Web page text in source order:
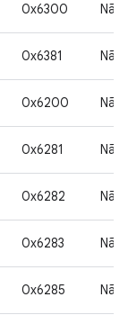
0x6300 Não
0x6381 Não
0x6200 Não
0x6281 Não
0x6282 Não
0x6283 Não
0x6285 Não